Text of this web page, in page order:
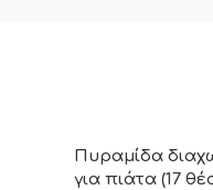
Πυραμίδα
για πιάτα (17